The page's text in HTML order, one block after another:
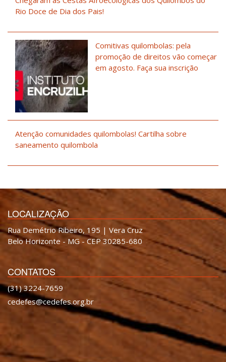
Rio Doce de Dia dos Pais!
Comitivas quilombolas: pela
promoção de direitos vão começar
em agosto. Faça sua inscrição
Atenção comunidades quilombolas! Cartilha sobre
saneamento quilombola
LOCALIZAÇÃO
Rua Demétrio Ribeiro, 195 | Vera Cruz
Belo Horizonte - MG - CEP 30285-680
CONTATOS
(31) 3224-7659
cedefes@cedefes.org.br